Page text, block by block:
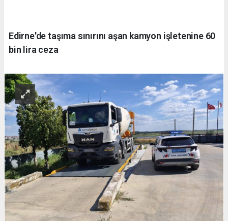
Edirne'de taşıma sınırını aşan kamyon işletenine 60
bin lira ceza